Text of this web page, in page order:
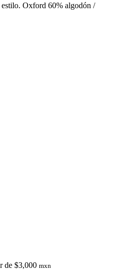
Oxford 60% algodón /
de $3,000 mxn